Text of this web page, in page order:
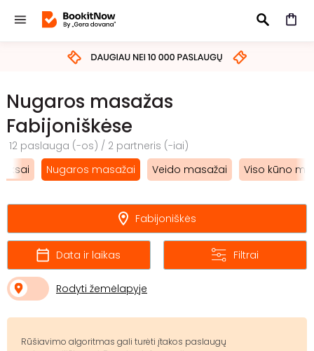
IEŠKOTI
Nugaros masažas
Fabijoniškėse
12 paslauga (-os) / 2 partneris (-iai)
Nugaros masažai Veido masažai Viso kūno
Fabijoniškės
Data ir laikas Filtrai
Rodyti žemėlapyje
Rūšiavimo algoritmas gali turėti įtakos paslaugų